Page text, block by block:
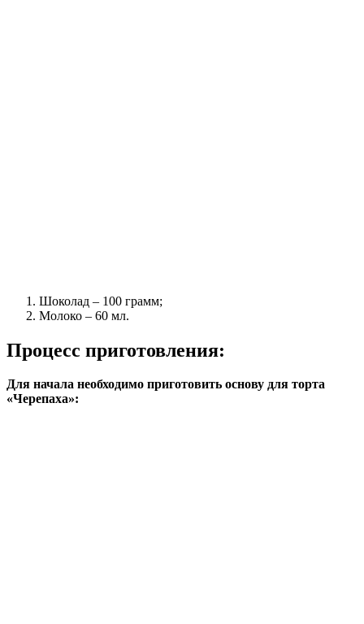
Шоколад – 100 грамм;
Молоко – 60 мл.
Процесс приготовления:
Для начала необходимо приготовить основу для торта
«Черепаха»: